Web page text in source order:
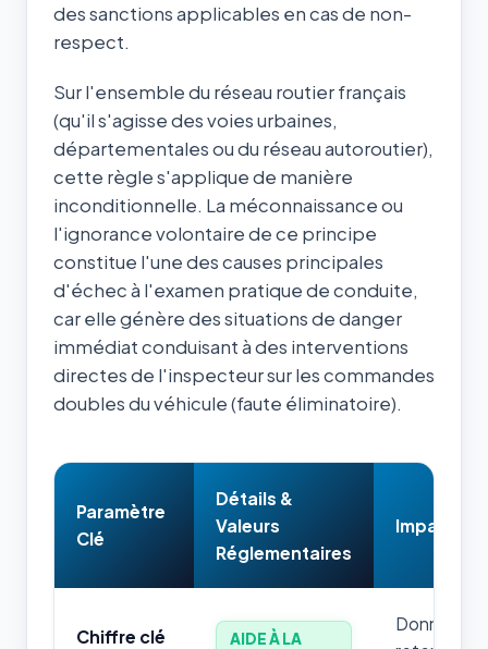
des sanctions applicables en cas de non-
respect.
Sur l'ensemble du réseau routier français
(qu'il s'agisse des voies urbaines,
départementales ou du réseau autoroutier),
cette règle s'applique de manière
inconditionnelle. La méconnaissance ou
l'ignorance volontaire de ce principe
constitue l'une des causes principales
d'échec à l'examen pratique de conduite,
car elle génère des situations de danger
immédiat conduisant à des interventions
directes de l'inspecteur sur les commandes
doubles du véhicule (faute éliminatoire).
Paramètre
Clé
Détails &
Valeurs
Réglementaires
Impact &
Chiffre clé AIDE À LA
Donnée